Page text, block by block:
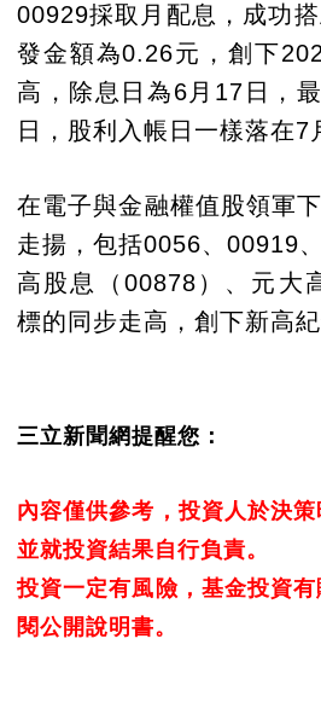
00929採取月配息，成功
發金額為0.26元，創下
高，除息日為6月17日，
日，股利入帳日一樣落在7
在電子與金融權值股領軍
走揚，包括0056、00919
高股息（00878）、元大
標的同步走高，創下新高紀
三立新聞網提醒您：
內容僅供參考，投資人於決策
並就投資結果自行負責。
投資一定有風險，基金投資
閱公開說明書。